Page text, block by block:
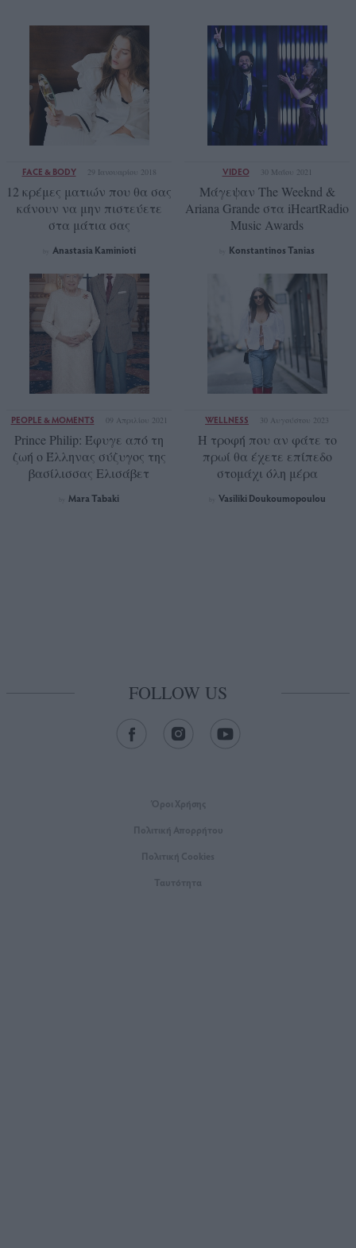
FACE & BODY 29 Ιανουαρίου 2018
12 κρέμες ματιών που θα σας
κάνουν να μην πιστεύετε
στα μάτια σας
Anastasia Kaminioti
VIDEO 30 Μαΐου 2021
Μάγεψαν The Weeknd &
Ariana Grande στα iHeartRadio
Music Awards
Konstantinos Tanias
PEOPLE & MOMENTS 09 Απριλίου 2021
Prince Philip: Έφυγε από τη
ζωή ο Έλληνας σύζυγος της
βασίλισσας Ελισάβετ
Mara Tabaki
WELLNESS 30 Αυγούστου 2023
Η τροφή που αν φάτε το
πρωί θα έχετε επίπεδο
στομάχι όλη μέρα
Vasiliki Doukoumopoulou
FOLLOW US
Όροι Xρήσης
Πολιτική Απορρήτου
Πολιτική Cookies
Ταυτότητα